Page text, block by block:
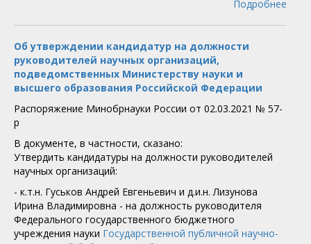
Подробнее
Об утверждении кандидатур на должности
руководителей научных организаций,
подведомственных Министерству науки и
высшего образования Российской Федерации
Распоряжение Минобрнауки России от 02.03.2021 № 57-
р
В документе, в частности, сказано:
Утвердить кандидатуры на должности руководителей
научных организаций:
- к.т.н. Гуськов Андрей Евгеньевич и д.и.н. Лизунова
Ирина Владимировна - на должность руководителя
Федерального государственного бюджетного
учреждения науки Государственной публичной научно-